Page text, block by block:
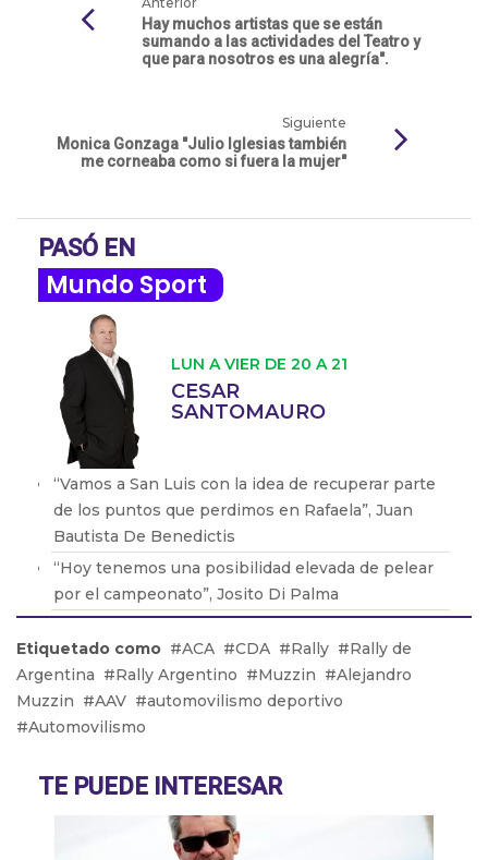
Hay muchos artistas que se están
sumando a las actividades del Teatro y
que para nosotros es una alegría".
Siguiente
Monica Gonzaga "Julio Iglesias también
me corneaba como si fuera la mujer"
PASÓ EN
Mundo Sport
LUN A VIER DE 20 A 21
CESAR
SANTOMAURO
‘‘Vamos a San Luis con la idea de recuperar parte
de los puntos que perdimos en Rafaela”, Juan
Bautista De Benedictis
‘‘Hoy tenemos una posibilidad elevada de pelear
por el campeonato”, Josito Di Palma
porque lo que hicimos fue cumplir con el
reglamento”, Carlos Zanotti
‘‘Rossi está esperando que la nueva resolución lo
libere del aislamiento y pueda estar en San Juan”,
‘‘Siempre estoy ilusionado con la posibilidad de ir
a correr al exterior”, Julián Santero
Etiquetado como ACA CDA Rally
Rally de
Argentina
Rally Argentino Muzzin
Alejandro
Muzzin
AAV
automovilismo deportivo
Automovilismo
TE PUEDE INTERESAR